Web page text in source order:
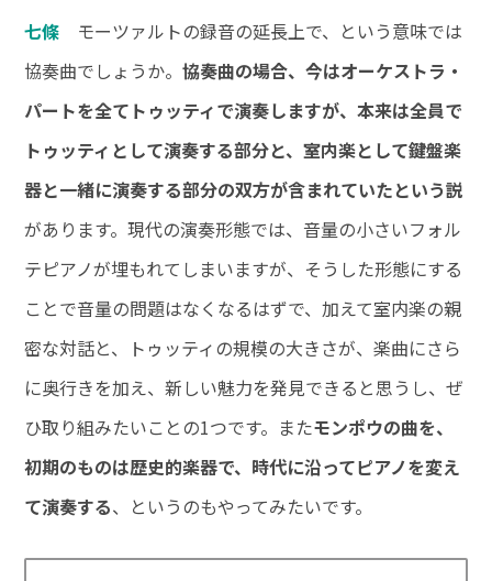
七條 モーツァルトの録音の延長上で、という意味では
協奏曲でしょうか。協奏曲の場合、今はオーケストラ・
パートを全てトゥッティで演奏しますが、本来は全員で
トゥッティとして演奏する部分と、室内楽として鍵盤楽
器と一緒に演奏する部分の双方が含まれていたという説
があります。現代の演奏形態では、音量の小さいフォル
テピアノが埋もれてしまいますが、そうした形態にする
ことで音量の問題はなくなるはずで、加えて室内楽の親
密な対話と、トゥッティの規模の大きさが、楽曲にさら
に奥行きを加え、新しい魅力を発見できると思うし、ぜ
ひ取り組みたいことの1つです。またモンポウの曲を、
初期のものは歴史的楽器で、時代に沿ってピアノを変え
て演奏する、というのもやってみたいです。